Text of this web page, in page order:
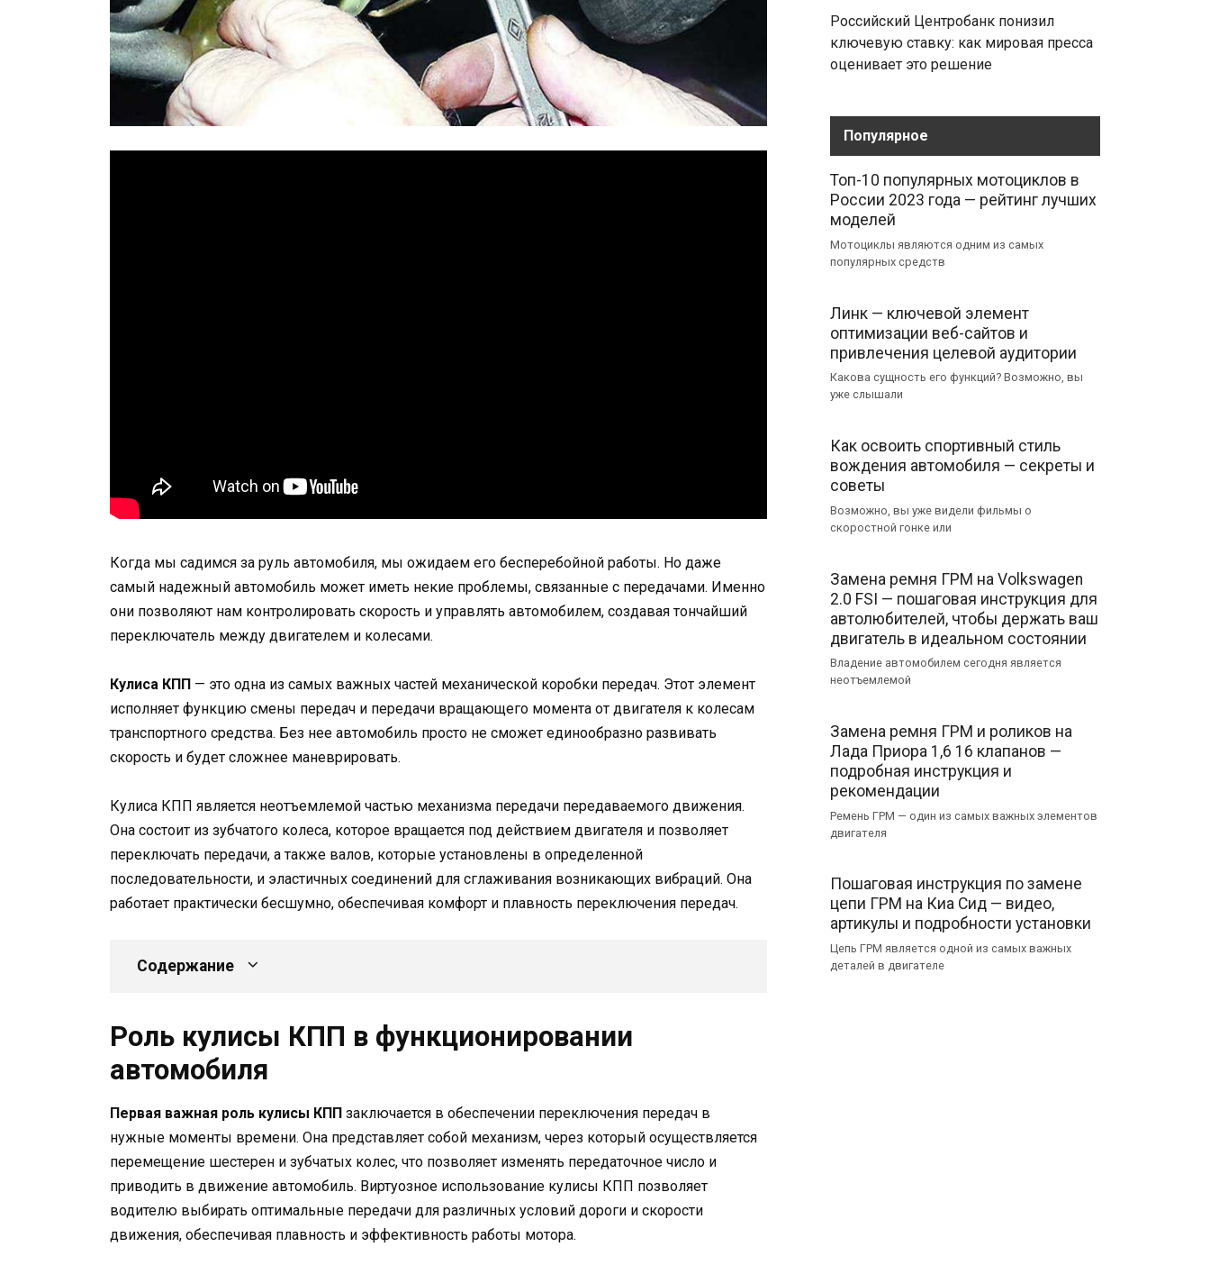
Когда мы садимся за руль автомобиля, мы ожидаем его бесперебойной работы. Но даже
самый надежный автомобиль может иметь некие проблемы, связанные с передачами. Именно
они позволяют нам контролировать скорость и управлять автомобилем, создавая тончайший
переключатель между двигателем и колесами.
Кулиса КПП — это одна из самых важных частей механической коробки передач. Этот элемент
исполняет функцию смены передач и передачи вращающего момента от двигателя к колесам
транспортного средства. Без нее автомобиль просто не сможет единообразно развивать
скорость и будет сложнее маневрировать.
Кулиса КПП является неотъемлемой частью механизма передачи передаваемого движения.
Она состоит из зубчатого колеса, которое вращается под действием двигателя и позволяет
переключать передачи, а также валов, которые установлены в определенной
последовательности, и эластичных соединений для сглаживания возникающих вибраций. Она
работает практически бесшумно, обеспечивая комфорт и плавность переключения передач.
Содержание
Роль кулисы КПП в функционировании
автомобиля
Первая важная роль кулисы КПП заключается в обеспечении переключения передач в
нужные моменты времени. Она представляет собой механизм, через который осуществляется
перемещение шестерен и зубчатых колес, что позволяет изменять передаточное число и
приводить в движение автомобиль. Виртуозное использование кулисы КПП позволяет
водителю выбирать оптимальные передачи для различных условий дороги и скорости
движения, обеспечивая плавность и эффективность работы мотора.
Российский Центробанк понизил
ключевую ставку: как мировая пресса
оценивает это решение
Популярное
Топ-10 популярных мотоциклов в
России 2023 года — рейтинг лучших
моделей
Мотоциклы являются одним из самых
популярных средств
Линк — ключевой элемент
оптимизации веб-сайтов и
привлечения целевой аудитории
Какова сущность его функций? Возможно, вы
уже слышали
Как освоить спортивный стиль
вождения автомобиля — секреты и
советы
Возможно, вы уже видели фильмы о
скоростной гонке или
Замена ремня ГРМ на Volkswagen
2.0 FSI — пошаговая инструкция для
автолюбителей, чтобы держать ваш
двигатель в идеальном состоянии
Владение автомобилем сегодня является
неотъемлемой
Замена ремня ГРМ и роликов на
Лада Приора 1,6 16 клапанов —
подробная инструкция и
рекомендации
Ремень ГРМ — один из самых важных элементов
двигателя
Пошаговая инструкция по замене
цепи ГРМ на Киа Сид — видео,
артикулы и подробности установки
Цепь ГРМ является одной из самых важных
деталей в двигателе